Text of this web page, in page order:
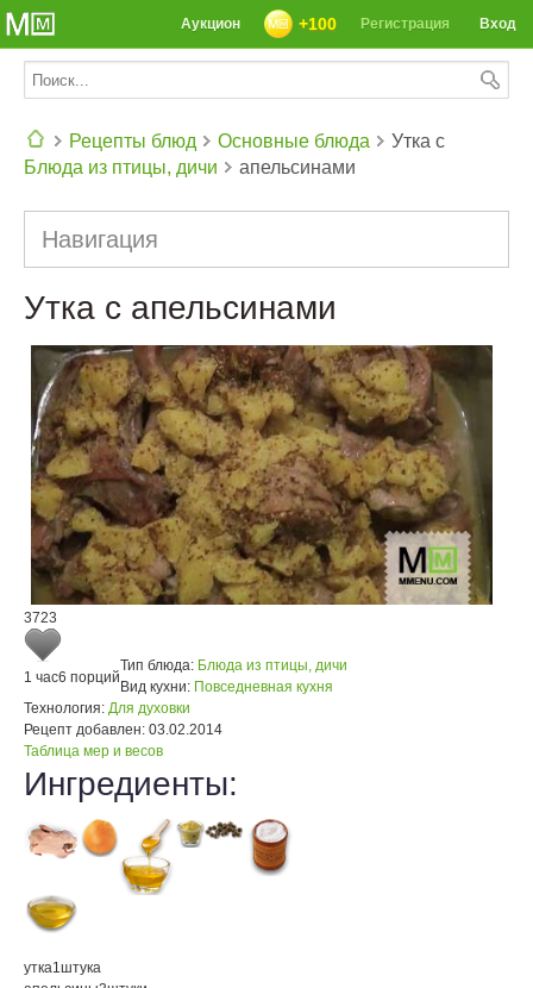
Вход
Регистрация
+100
Аукцион
Рецепты блюд
Основные блюда
Блюда из птицы, дичи
Утка с
апельсинами
Навигация
Утка с апельсинами
3723
1 час6 порций
Тип блюда: Блюда из птицы, дичи
Вид кухни: Повседневная кухня
Технология: Для духовки
Рецепт добавлен: 03.02.2014
Таблица мер и весов
Ингредиенты:
утка1штука